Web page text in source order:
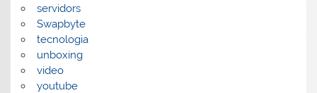
servidors
Swapbyte
tecnologia
unboxing
video
youtube